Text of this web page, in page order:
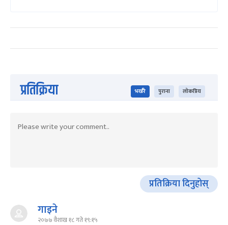
प्रतिक्रिया भर्खरै पुराना लोकप्रिय
प्रतिक्रिया दिनुहोस्
गाइने
२०७७ वैशाख १८ गते १९:१५